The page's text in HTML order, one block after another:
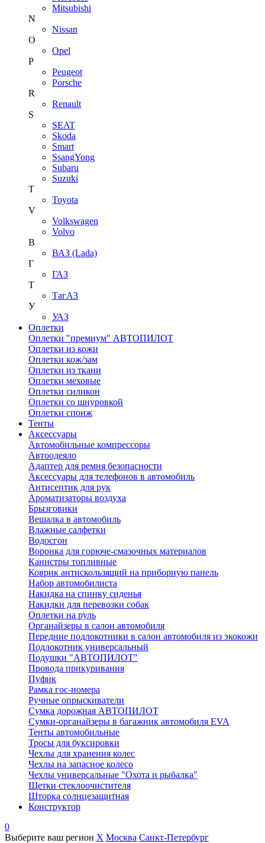
Mitsubishi
N
Nissan
O
Opel
P
Peugeot
Porsche
R
Renault
S
SEAT
Skoda
Smart
SsangYong
Subaru
Suzuki
T
Toyota
V
Volkswagen
Volvo
В
ВАЗ (Lada)
Г
ГАЗ
Т
ТагАЗ
У
УАЗ
Оплетки
Оплетки "премиум" АВТОПИЛОТ
Оплетки из кожи
Оплетки кож/зам
Оплетки из ткани
Оплетки меховые
Оплетки силикон
Оплетки со шнуровкой
Оплетки спонж
Тенты
Аксессуары
Автомобильные компрессоры
Автоодеяло
Адаптер для ремня безопасности
Аксессуары для телефонов в автомобиль
Антисептик для рук
Ароматизаторы воздуха
Брызговики
Вешалка в автомобиль
Влажные салфетки
Водосгон
Воронка для горюче-смазочных материалов
Канистры топливные
Коврик антискользящий на приборную панель
Набор автомобилиста
Накидка на спинку сиденья
Накидки для перевозки собак
Оплетки на руль
Органайзеры в салон автомобиля
Передние подлокотники в салон автомобиля из экокожи
Подлокотник универсальный
Подушки "АВТОПИЛОТ"
Провода прикуривания
Пуфик
Рамка гос-номера
Ручные опрыскиватели
Сумка дорожная АВТОПИЛОТ
Сумки-органайзеры в багажник автомобиля EVA
Тенты автомобильные
Тросы для буксировки
Чехлы для хранения колес
Чехлы на запасное колесо
Чехлы универсальные "Охота и рыбалка"
Щетки стеклоочистителя
Шторка солнцезащитная
Конструктор
0
Выберите ваш регион X Москва Санкт-Петербург